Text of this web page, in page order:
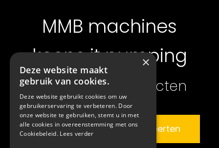
MMB machines
keeps it pumping
ook voor uw projecten
Bespreek het met onze experten
×
Deze website maakt
gebruik van cookies.
Deze website gebruikt cookies om uw
gebruikerservaring te verbeteren. Door
onze website te gebruiken, stemt u in met
alle cookies in overeenstemming met ons
Cookiebeleid. Lees verder